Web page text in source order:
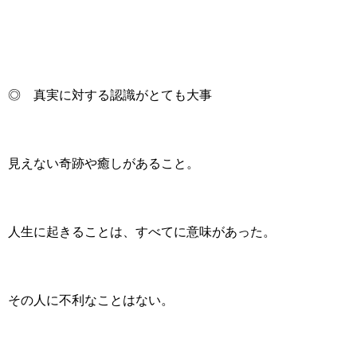
◎ 真実に対する認識がとても大事
見えない奇跡や癒しがあること。
人生に起きることは、すべてに意味があった。
その人に不利なことはない。